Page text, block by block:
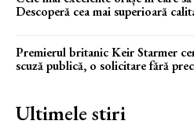
Descoperă cea mai superioară
Premierul britanic Keir Starmer
scuză publică, o solicitare fără
Ultimele stiri